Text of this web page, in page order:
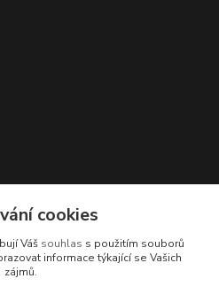
9-12 hod.)
cookies
Váš souhlas s použitím souborů
informace týkající se Vašich
zájmů.